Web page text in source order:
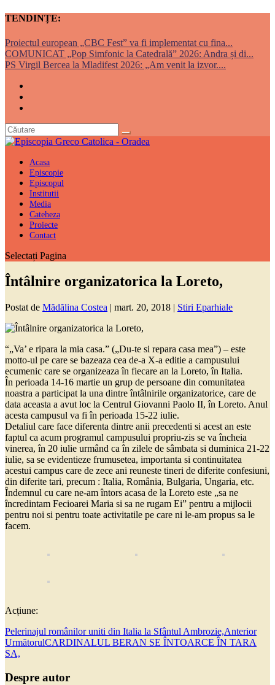
TENDINȚE:
Proiectul european „CBC Fest” va fi implementat cu fina...
COMUNICAT „Pop Simfonic la Catedrală” 2026: Andra și di...
PS Virgil Bercea la Mladifest 2026: „Am venit la izvor....
Acasa
Episcopie
Episcopul
Institutii
Media
Cateheza
Proiecte
Contact
Selectați Pagina
Întâlnire organizatorica la Loreto,
Postat de Mădălina Costea | mart. 20, 2018 | Stiri Eparhiale
“„Va’ e ripara la mia casa.” („Du-te si repara casa mea”) – este
motto-ul pe care se bazeaza cea de-a X-a editie a campusului
ecumenic care se organizeaza în fiecare an la Loreto, în Italia.
În perioada 14-16 martie un grup de persoane din comunitatea
noastra a participat la una dintre întâlnirile organizatorice, care de
data aceasta a avut loc la Centrul Giovanni Paolo II, în Loreto. Anul
acesta campusul va fi în perioada 15-22 iulie.
Detaliul care face diferenta dintre anii precedenti si acest an este
faptul ca acum programul campusului propriu-zis se va încheia
vinerea, în 20 iulie urmând ca în zilele de sâmbata si duminica 21-22
iulie, sa se evidentieze frumusetea, importanta si continuitatea
acestui campus care de zece ani reuneste tineri de diferite confesiuni,
din diferite tari, precum : Italia, România, Bulgaria, Ungaria, etc.
Îndemnul cu care ne-am întors acasa de la Loreto este „sa ne
încredintam Fecioarei Maria si sa ne rugam Ei” pentru a mijlocii
pentru noi si pentru toate activitatile pe care ni le-am propus sa le
facem.
Acțiune:
Pelerinajul românilor uniti din Italia la Sfântul Ambrozie,Anterior
UrmătorulCARDINALUL BERAN SE ÎNTOARCE ÎN TARA
SA,
Despre autor